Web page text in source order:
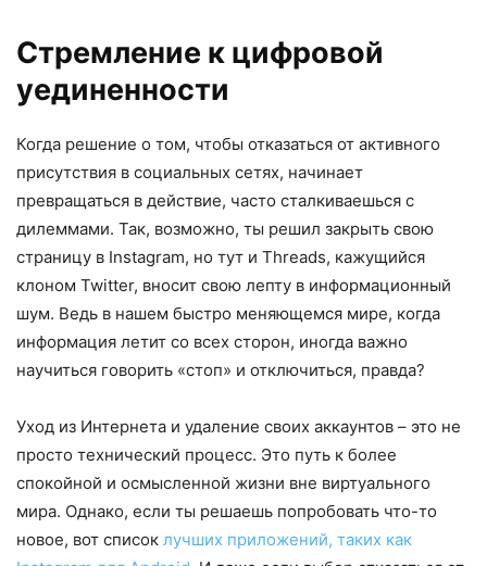
Стремление к цифровой
уединенности
Когда решение о том, чтобы отказаться от активного
присутствия в социальных сетях, начинает
превращаться в действие, часто сталкиваешься с
дилеммами. Так, возможно, ты решил закрыть свою
страницу в Instagram, но тут и Threads, кажущийся
клоном Twitter, вносит свою лепту в информационный
шум. Ведь в нашем быстро меняющемся мире, когда
информация летит со всех сторон, иногда важно
научиться говорить «стоп» и отключиться, правда?
Уход из Интернета и удаление своих аккаунтов – это не
просто технический процесс. Это путь к более
спокойной и осмысленной жизни вне виртуального
мира. Однако, если ты решаешь попробовать что-то
новое, вот список лучших приложений, таких как